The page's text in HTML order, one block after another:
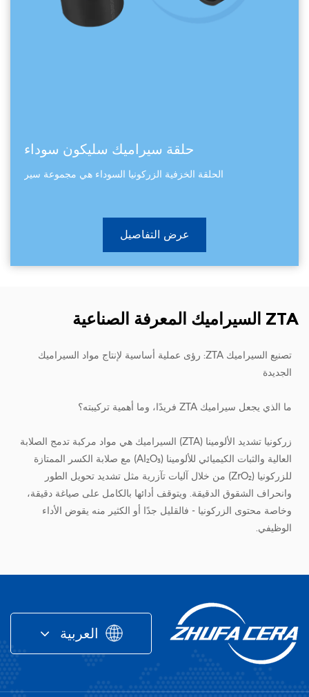
حلقة سيراميك سليكون سوداء
الحلقة الخزفية الزركونيا السوداء هي مجموعة سير
عرض التفاصيل
ZTA السيراميك المعرفة الصناعية
تصنيع السيراميك ZTA: رؤى عملية أساسية لإنتاج مواد السيراميك
الجديدة
ما الذي يجعل سيراميك ZTA فريدًا، وما أهمية تركيبته؟
زركونيا تشديد الألومينا (ZTA) السيراميك
هي مواد مركبة تدمج الصلابة
العالية والثبات الكيميائي للألومينا (Al₂O₃) مع صلابة الكسر الممتازة
للزركونيا (ZrO₂) من خلال آليات تآزرية مثل تشديد تحويل الطور
وانحراف الشقوق الدقيقة. ويتوقف أدائها بالكامل على صياغة دقيقة،
وخاصة محتوى الزركونيا - فالقليل جدًا أو الكثير منه يقوض الأداء
الوظيفي.
الطور ضئيلًا، ويفشل في تلبية متطلبات الحمل العالي؛ أكثر من 30%،
تنمو حبيبات الزركونيا بشكل غير طبيعي، مما يؤدي إلى إنشاء شبكات
العربية